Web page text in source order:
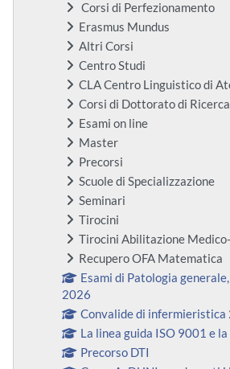
Corsi di Perfezionamento
Erasmus Mundus
Altri Corsi
Centro Studi
CLA Centro Linguistico di
Corsi di Dottorato di Ricerca
Esami on line
Master
Precorsi
Scuole di Specializzazione
Seminari
Tirocini
Tirocini Abilitazione
Recupero OFA Matematica
Esami di Patologia
2026
Convalide di infermieristica
La linea guida ISO 9001 e
Precorso DTI